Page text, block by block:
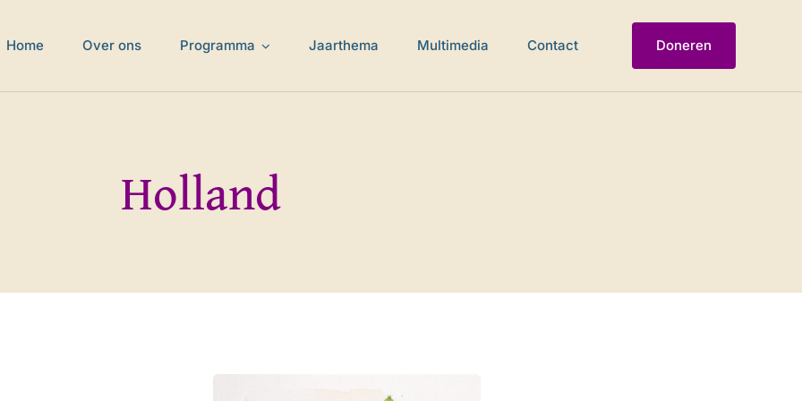
Home Over ons Programma Jaarthema Multimedia Contact Doneren
Holland